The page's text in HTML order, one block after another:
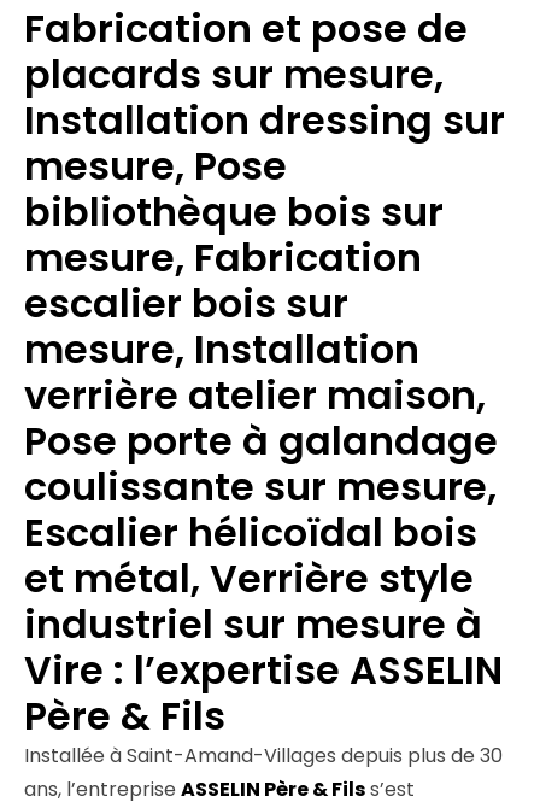
Fabrication et pose de
placards sur mesure,
Installation dressing sur
mesure, Pose
bibliothèque bois sur
mesure, Fabrication
escalier bois sur
mesure, Installation
verrière atelier maison,
Pose porte à galandage
coulissante sur mesure,
Escalier hélicoïdal bois
et métal, Verrière style
industriel sur mesure à
Vire : l’expertise ASSELIN
Père & Fils
Installée à Saint-Amand-Villages depuis plus de 30
ans, l’entreprise ASSELIN Père & Filss’est